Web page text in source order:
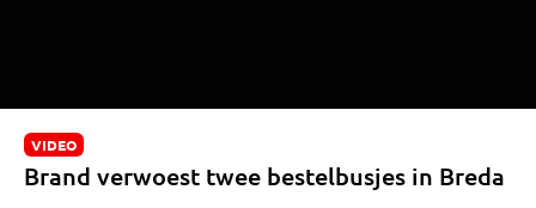
VIDEO
Brand verwoest twee bestelbusjes in Breda